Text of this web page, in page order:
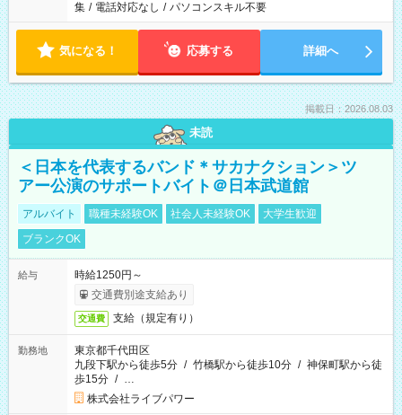
集 / 電話対応なし / パソコンスキル不要
気になる！ 応募する 詳細へ
掲載日：2026.08.03
未読
＜日本を代表するバンド＊サカナクション＞ツ
アー公演のサポートバイト＠日本武道館
アルバイト 職種未経験OK 社会人未経験OK
大学生歓迎
ブランクOK
給与
時給1250円～
交通費別途支給あり
交通費 支給（規定有り）
勤務地
東京都千代田区
九段下駅から徒歩5分 / 竹橋駅から徒歩10分 / 神保町駅から徒
歩15分 / …
株式会社ライブパワー